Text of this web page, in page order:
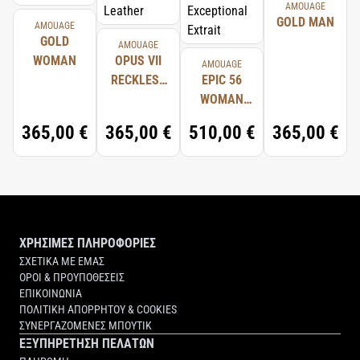
AMOUAGE
GOLD
WOMAN
365,00 €
AMOUAGE
OPUS VII
RECKLESS
365,00 €
AMOUAGE
EPIC 56
WOMAN
EXTRAIT
510,00 €
AMOUAGE
GOLD MAN
365,00 €
ΧΡΗΣΙΜΕΣ ΠΛΗΡΟΦΟΡΙΕΣ
ΣΧΕΤΙΚΑ ΜΕ ΕΜΑΣ
ΟΡΟΙ & ΠΡΟΥΠΟΘΕΣΕΙΣ
ΕΠΙΚΟΙΝΩΝΙΑ
ΠΟΛΙΤΙΚΗ ΑΠΟΡΡΗΤΟΥ & COOKIES
ΣΥΝΕΡΓΑΖΟΜΕΝΕΣ ΜΠΟΥΤΙΚ
ΕΞΥΠΗΡΕΤΗΣΗ ΠΕΛΑΤΩΝ